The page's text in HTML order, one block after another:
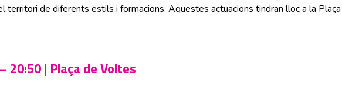
territori de diferents estils i formacions. Aquestes actuacions tindran lloc a la
20:50 | Plaça de Voltes